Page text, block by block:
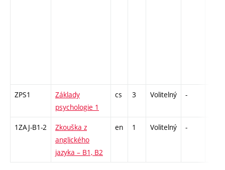
ZPS1
Základy
psychologie 1
cs 3 Volitelný -
1ZAJ-B1-2
Zkouška z
anglického
jazyka – B1, B2
en 1 Volitelný -